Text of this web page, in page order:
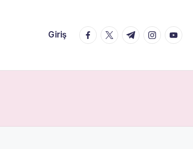
Giriş facebook.com
twitter.com
t.me